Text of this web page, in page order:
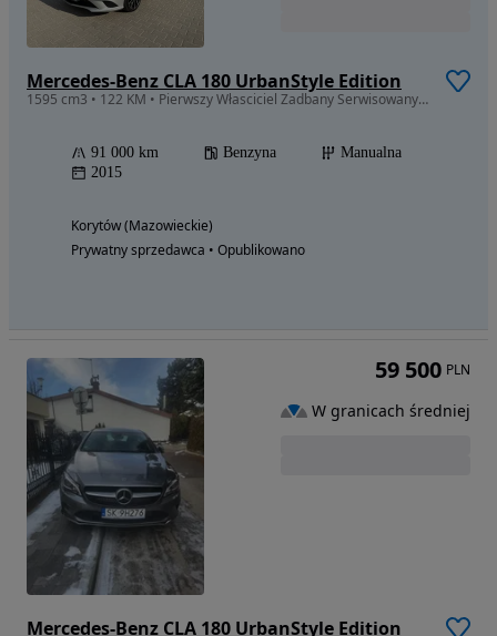
Mercedes-Benz CLA 180 UrbanStyle Edition
1595 cm3 • 122 KM • Pierwszy Własciciel Zadbany Serwisowany Polecam
91 000 km Benzyna
Manualna
2015
Korytów (Mazowieckie)
Prywatny sprzedawca • Opublikowano
Mercedes-Benz CLA 180 UrbanStyle Edition
59 500 PLN
W granicach średniej